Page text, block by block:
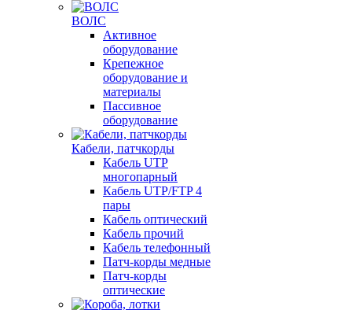
ВОЛС
Активное
оборудование
Крепежное
оборудование и
материалы
Пассивное
оборудование
Кабели, патчкорды
Кабель UTP
многопарный
Кабель UTP/FTP 4
пары
Кабель оптический
Кабель прочий
Кабель телефонный
Патч-корды медные
Патч-корды
оптические